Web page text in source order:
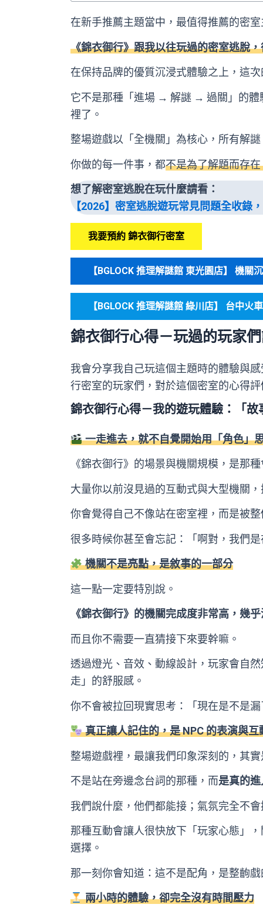
在新手推薦主題當中，最值得推薦的密
《錦衣御行》跟我以往玩過的密室逃脫
在保持品牌的優質沉浸式體驗之上，這
它不是那種「進場 → 解謎 → 過關」的
裡了。
整場遊戲以「全機關」為核心，所有解
你做的每一件事，都不是為了解題而存
想了解密室逃脫在玩什麼請看：
【2026】密室逃脫遊玩常見問題全收錄
我要預約 錦衣御行密室
【BGLOCK 推理解謎館 東光園店】 機
【BGLOCK 推理解謎館 綠川店】 台中
錦衣御行心得－玩過的玩家
我會分享我自己玩這個主題時的體驗與
行密室的玩家們，對於這個密室的心得
錦衣御行心得－我的遊玩體驗：「
一走進去，就不自覺開始用「角色」
《錦衣御行》的場景與機關規模，是那
大量你以前沒見過的互動式與大型機關
你會覺得自己不像站在密室裡，而是被
很多時候你甚至會忘記：「啊對，我們
機關不是亮點，是敘事的一部分
這一點一定要特別說。
《錦衣御行》的機關完成度非常高，幾
而且你不需要一直猜接下來要幹嘛。
透過燈光、音效、動線設計，玩家會自
走」的舒服感。
你不會被拉回現實思考：「現在是不是
真正讓人記住的，是 NPC 的表演與互
整場遊戲裡，最讓我們印象深刻的，其
不是站在旁邊念台詞的那種，而是真的
我們說什麼，他們都能接；氣氛完全不
那種互動會讓人很快放下「玩家心態」
選擇。
那一刻你會知道：這不是配角，是整齣
兩小時的體驗，卻完全沒有時間壓力